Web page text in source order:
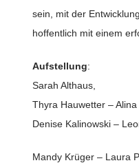
sein, mit der
hoffentlich mit einem
Aufstellung:
Sarah Althaus,
Thyra Hauwetter –
Denise Kalinowski –
Mandy Krüger – Laura